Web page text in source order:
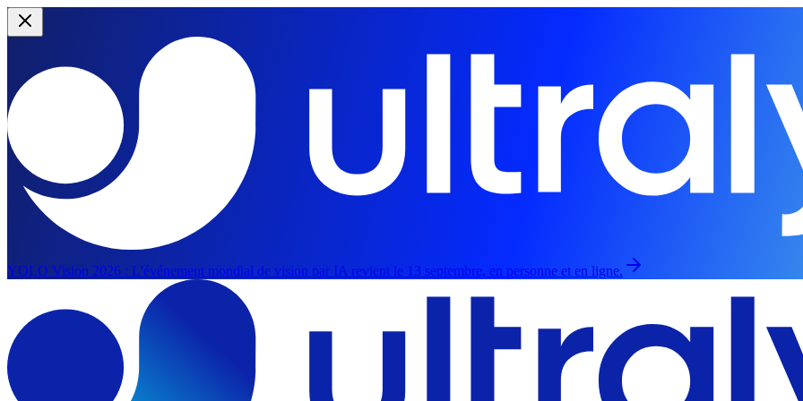
YOLO Vision 2026 : L'événement mondial de vision par IA revient le 13 septembre, en personne et en ligne.